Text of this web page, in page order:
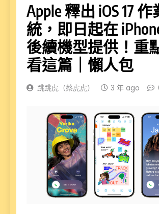
Apple 釋出 iOS 17
統，即日起在
後續機型提供！重
看這篇｜懶人包
跳跳虎（蔡虎虎） 3 年 ago